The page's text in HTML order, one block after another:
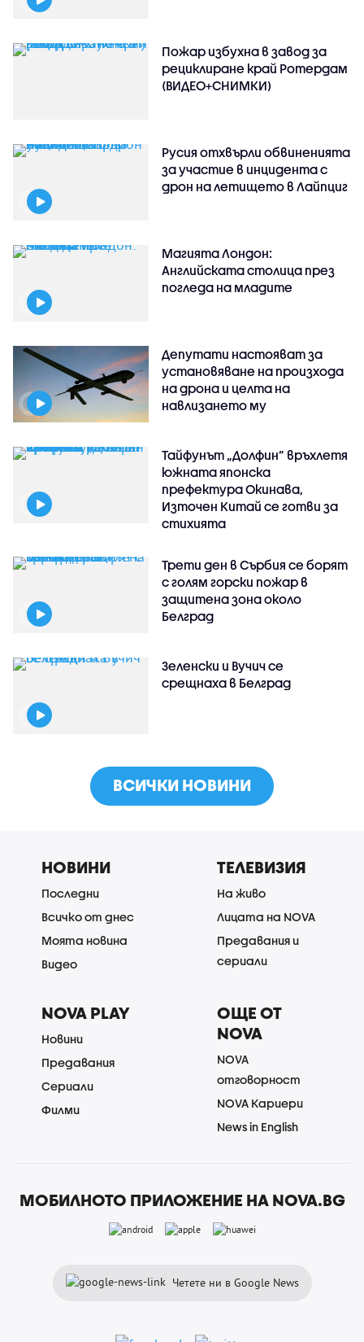
Пожар избухна в завод за
рециклиране край Ротердам
(ВИДЕО+СНИМКИ)
Русия отхвърли обвиненията
за участие в инцидента с
дрон на летището в Лайпциг
Магията Лондон:
Английската столица през
погледа на младите
Депутати настояват за
установяване на произхода
на дрона и целта на
навлизането му
Тайфунът „Долфин” връхлетя
южната японска
префектура Окинава,
Източен Китай се готви за
стихията
Трети ден в Сърбия се борят
с голям горски пожар в
защитена зона около
Белград
Зеленски и Вучич се
срещнаха в Белград
ВСИЧКИ НОВИНИ
НОВИНИ
Последни
Всичко от днес
Моята новина
Видео
ТЕЛЕВИЗИЯ
На живо
Лицата на NOVA
Предавания и
сериали
NOVA PLAY
Новини
Предавания
Сериали
Филми
ОЩЕ ОТ
NOVA
NOVA
отговорност
NOVA Кариери
News in English
МОБИЛНОТО ПРИЛОЖЕНИЕ НА NOVA.BG
Четете ни в Google News